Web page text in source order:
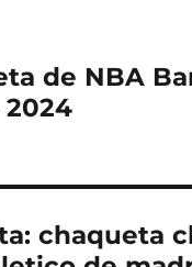
de NBA
chaqueta